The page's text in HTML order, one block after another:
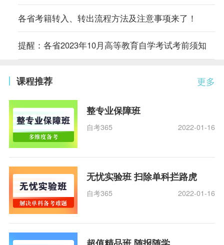
各省考籍转入、转出流程方法及注意事项来了！
提醒：各省2023年10月高等教育自学考试考前须知
更多
课程推荐
整专业保障班
自考365 2022-01-16
无忧实验班 扫除单科拦路虎
自考365 2022-01-16